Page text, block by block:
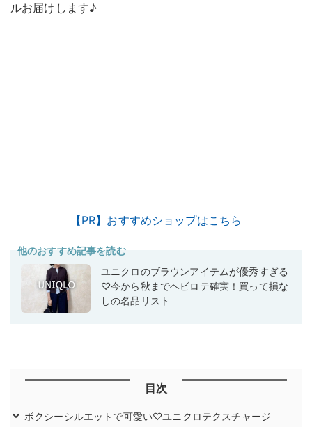
ルお届けします♪
【PR】おすすめショップはこちら
他のおすすめ記事を読む
ユニクロのブラウンアイテムが優秀すぎる
♡今から秋までヘビロテ確実！買って損な
しの名品リスト
目次
ボクシーシルエットで可愛い♡ユニクロテクスチャージ